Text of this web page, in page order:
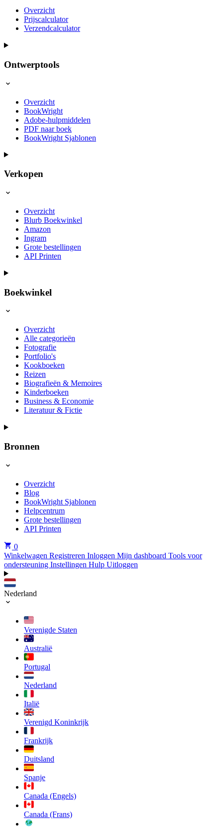
Overzicht
Prijscalculator
Verzendcalculator
Ontwerptools
Overzicht
BookWright
Adobe-hulpmiddelen
PDF naar boek
BookWright Sjablonen
Verkopen
Overzicht
Blurb Boekwinkel
Amazon
Ingram
Grote bestellingen
API Printen
Boekwinkel
Overzicht
Alle categorieën
Fotografie
Portfolio's
Kookboeken
Reizen
Biografieën & Memoires
Kinderboeken
Business & Economie
Literatuur & Fictie
Bronnen
Overzicht
Blog
BookWright Sjablonen
Helpcentrum
Grote bestellingen
API Printen
0
Winkelwagen Registreren Inloggen Mijn dashboard Tools voor
ondersteuning Instellingen Hulp Uitloggen
Nederland
Verenigde Staten
Australië
Portugal
Nederland
Italië
Verenigd Koninkrijk
Frankrijk
Duitsland
Spanje
Canada (Engels)
Canada (Frans)